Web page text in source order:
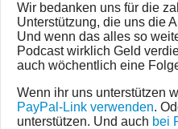
Wir bedanken uns für die
Unterstützung, die uns die
Und wenn das alles so
Podcast wirklich Geld
auch wöchentlich eine
Wenn ihr uns unterstützen
PayPal-Link verwenden.
unterstützen. Und auch bei